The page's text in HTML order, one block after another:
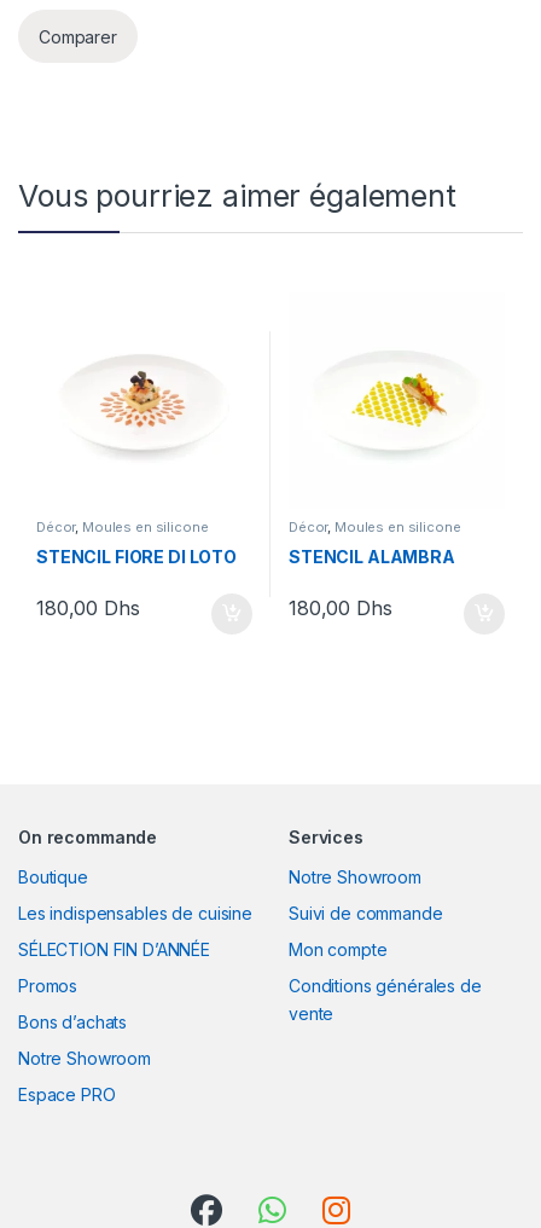
Comparer
Vous pourriez aimer également
Décor, Moules en silicone
STENCIL FIORE DI LOTO
180,00 Dhs
Décor, Moules en silicone
STENCIL ALAMBRA
180,00 Dhs
On recommande
Boutique
Les indispensables de cuisine
SÉLECTION FIN D’ANNÉE
Promos
Bons d’achats
Notre Showroom
Espace PRO
Services
Notre Showroom
Suivi de commande
Mon compte
Conditions générales de
vente